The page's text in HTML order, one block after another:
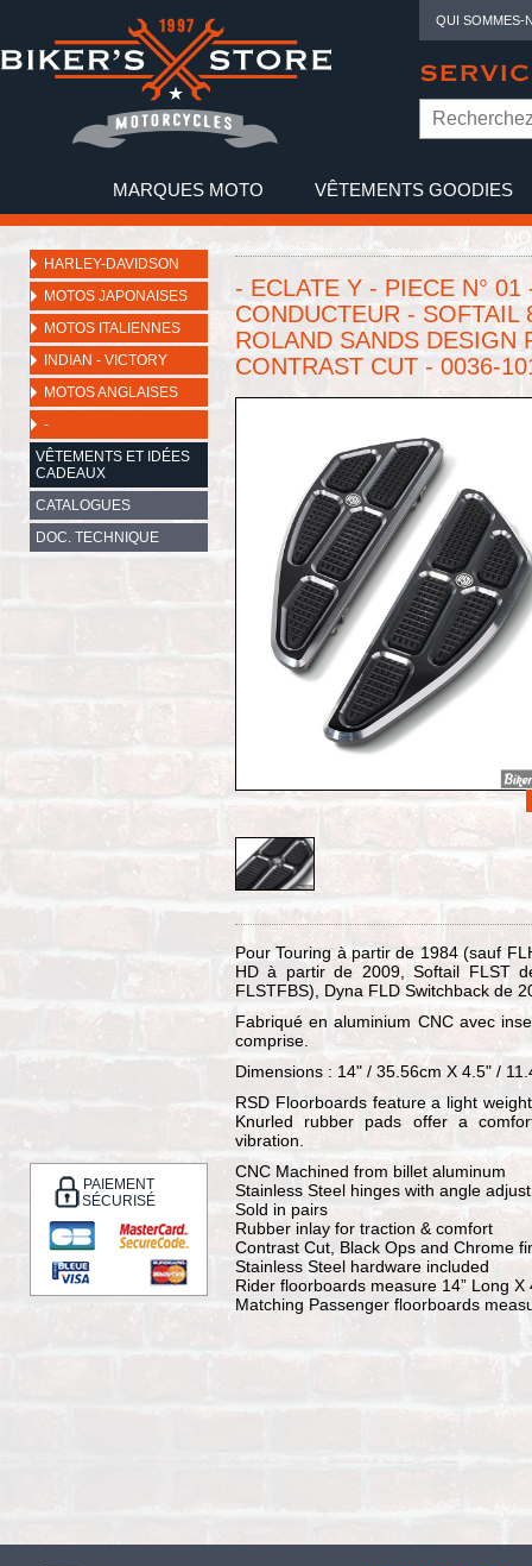
QUI SOMMES-
MARQUES MOTO VÊTEMENTS GOODIES
HARLEY-DAVIDSON
MOTOS JAPONAISES
MOTOS ITALIENNES
INDIAN - VICTORY
MOTOS ANGLAISES
-
VÊTEMENTS ET IDÉES
CADEAUX
CATALOGUES
DOC. TECHNIQUE
PAIEMENT
SÉCURISÉ
- ECLATE Y - PIECE N°
CONDUCTEUR -
ROLAND SANDS DESIGN
CONTRAST CUT - 0036-
Pour Touring à partir de 1984 (sauf
HD à partir de 2009, Softail FLST
FLSTFBS), Dyna FLD Switchback de
Fabriqué en aluminium CNC avec
comprise.
Dimensions : 14" / 35.56cm X 4.5" /
RSD Floorboards feature a light
Knurled rubber pads offer a
vibration.
CNC Machined from billet aluminum
Stainless Steel hinges with angle
Sold in pairs
Rubber inlay for traction & comfort
Contrast Cut, Black Ops and Chrome
Stainless Steel hardware included
Rider floorboards measure 14” Long X
Matching Passenger floorboards